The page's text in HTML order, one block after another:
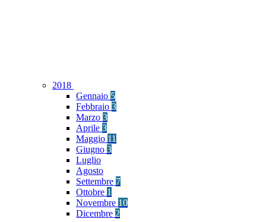
2018
Gennaio 5
Febbraio 3
Marzo 3
Aprile 3
Maggio 11
Giugno 3
Luglio
Agosto
Settembre 7
Ottobre 1
Novembre 10
Dicembre 2